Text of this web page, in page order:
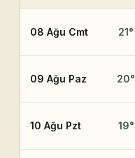
08 Ağu Cmt 21°
09 Ağu Paz 20°
10 Ağu Pzt 19°